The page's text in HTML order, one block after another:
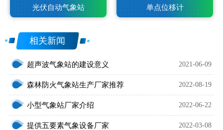
光伏自动气象站 单点位移计
相关新闻
超声波气象站的建设意义 2021-06-09
森林防火气象站生产厂家推荐 2022-08-19
小型气象站厂家介绍 2022-06-22
提供五要素气象设备厂家 2022-03-08